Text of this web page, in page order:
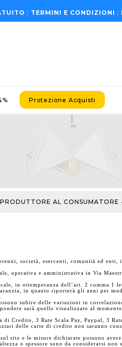
TERMINI E CONDIZIONI
Protezione Acquisti
AL CONSUMATORE •
società, esercenti, comunità ed
operativa e amministrativa in Via
in ottemperanza dell’art. 2 comma
in quanto riporterà gli anni per
subire delle variazioni in
sarà quello visualizzato al
Credito, 3 Rate Scala Pay, Paypal, 3
delle carte di credito non saranno
sito e le misure dichiarate possono
o spessore sono da considerarsi